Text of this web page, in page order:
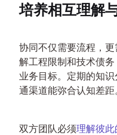
培养相互理解
协同不仅需要流程，
解工程限制和技术债
业务目标。定期的知
通渠道能弥合认知差距
双方团队必须理解彼